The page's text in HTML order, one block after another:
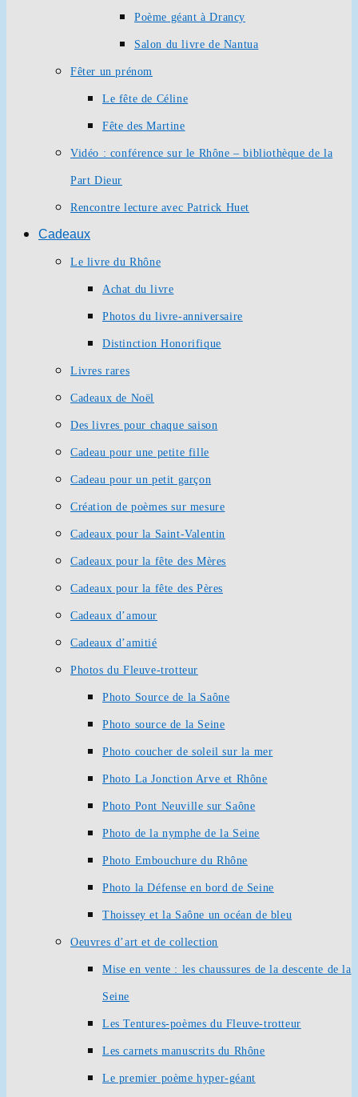
Poème géant à Drancy
Salon du livre de Nantua
Fêter un prénom
Le fête de Céline
Fête des Martine
Vidéo : conférence sur le Rhône – bibliothèque de la
Part Dieur
Rencontre lecture avec Patrick Huet
Cadeaux
Le livre du Rhône
Achat du livre
Photos du livre-anniversaire
Distinction Honorifique
Livres rares
Cadeaux de Noël
Des livres pour chaque saison
Cadeau pour une petite fille
Cadeau pour un petit garçon
Création de poèmes sur mesure
Cadeaux pour la Saint-Valentin
Cadeaux pour la fête des Mères
Cadeaux pour la fête des Pères
Cadeaux d’amour
Cadeaux d’amitié
Photos du Fleuve-trotteur
Photo Source de la Saône
Photo source de la Seine
Photo coucher de soleil sur la mer
Photo La Jonction Arve et Rhône
Photo Pont Neuville sur Saône
Photo de la nymphe de la Seine
Photo Embouchure du Rhône
Photo la Défense en bord de Seine
Thoissey et la Saône un océan de bleu
Oeuvres d’art et de collection
Mise en vente : les chaussures de la descente de la
Seine
Les Tentures-poèmes du Fleuve-trotteur
Les carnets manuscrits du Rhône
Le premier poème hyper-géant